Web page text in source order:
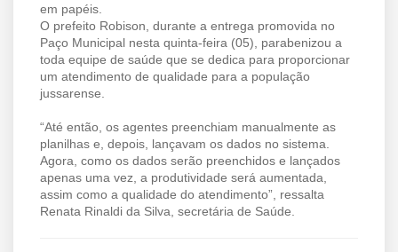
em papéis.
O prefeito Robison, durante a entrega promovida no
Paço Municipal nesta quinta-feira (05), parabenizou a
toda equipe de saúde que se dedica para proporcionar
um atendimento de qualidade para a população
jussarense.
“Até então, os agentes preenchiam manualmente as
planilhas e, depois, lançavam os dados no sistema.
Agora, como os dados serão preenchidos e lançados
apenas uma vez, a produtividade será aumentada,
assim como a qualidade do atendimento”, ressalta
Renata Rinaldi da Silva, secretária de Saúde.